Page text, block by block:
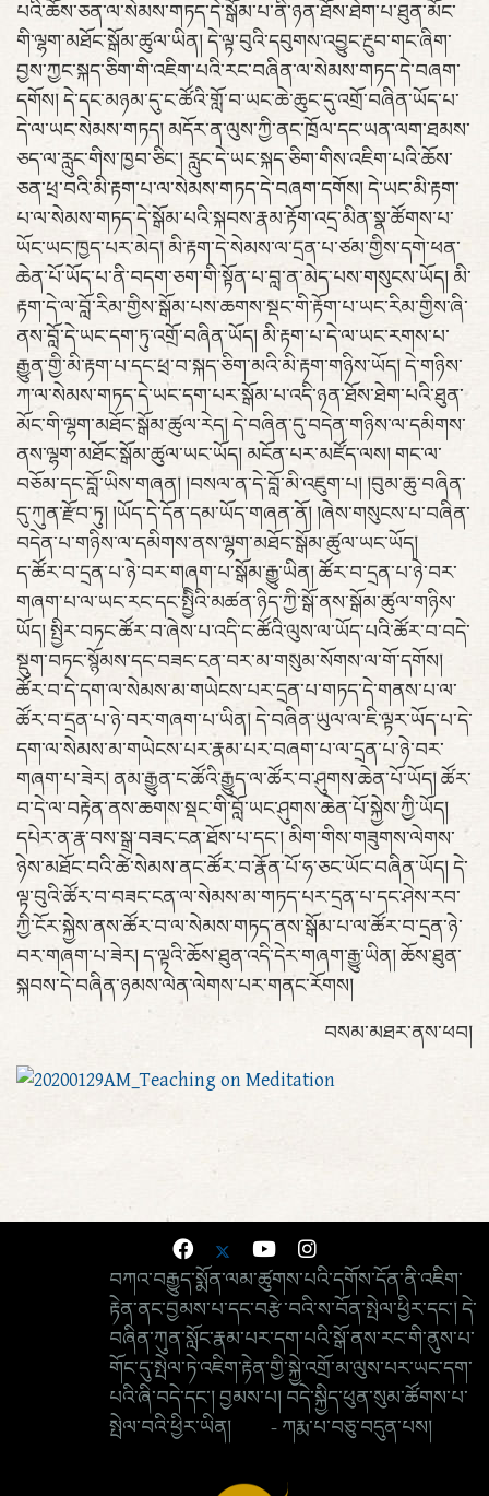
པའི་ཆོས་ཅན་ལ་སེམས་གཏད་དེ་སྒོམ་པ་ནི་ཉན་ཐོས་ཐེག་པ་ཐུན་མོང་
གི་ལྷག་མཐོང་སྒོམ་ཚུལ་ཡིན། དེ་ལྟ་བུའི་དབུགས་འབྱུང་རྔུབ་གང་ཞིག་
བྱས་ཀྱང་སྐད་ཅིག་གི་འཇིག་པའི་རང་བཞིན་ལ་སེམས་གཏད་དེ་བཞག་
དགོས། དེ་དང་མཉམ་དུ་ང་ཚོའི་གློ་བ་ཡང་ཆེ་ཆུང་དུ་འགྲོ་བཞིན་ཡོད་པ་
དེ་ལ་ཡང་སེམས་གཏད། མདོར་ན་ལུས་ཀྱི་ནང་ཁྲོལ་དང་ཡན་ལག་ཐམས་
ཅད་ལ་རླུང་གིས་ཁྱབ་ཅིང་། རླུང་དེ་ཡང་སྐད་ཅིག་གིས་འཇིག་པའི་ཆོས་
ཅན་ཕྲ་བའི་མི་རྟག་པ་ལ་སེམས་གཏད་དེ་བཞག་དགོས། དེ་ཡང་མི་རྟག་
པ་ལ་སེམས་གཏད་དེ་སྒོམ་པའི་སྐབས་རྣམ་རྟོག་འདྲ་མིན་སྣ་ཚོགས་པ་
ཡོང་ཡང་ཁྱད་པར་མེད། མི་རྟག་དེ་སེམས་ལ་དྲན་པ་ཙམ་གྱིས་དགེ་ཕན་
ཆེན་པོ་ཡོད་པ་ནི་བདག་ཅག་གི་སྟོན་པ་བླ་ན་མེད་པས་གསུངས་ཡོད། མི་
རྟག་དེ་ལ་བློ་རིམ་གྱིས་སྒོམ་པས་ཆགས་སྡང་གི་རྟོག་པ་ཡང་རིམ་གྱིས་ཞི་
ནས་བློ་དེ་ཡང་དག་ཏུ་འགྲོ་བཞིན་ཡོད། མི་རྟག་པ་དེ་ལ་ཡང་རགས་པ་
རྒྱུན་གྱི་མི་རྟག་པ་དང་ཕྲ་བ་སྐད་ཅིག་མའི་མི་རྟག་གཉིས་ཡོད། དེ་གཉིས་
ཀ་ལ་སེམས་གཏད་དེ་ཡང་དག་པར་སྒོམ་པ་འདི་ཉན་ཐོས་ཐེག་པའི་ཐུན་
མོང་གི་ལྷག་མཐོང་སྒོམ་ཚུལ་རེད། དེ་བཞིན་དུ་བདེན་གཉིས་ལ་དམིགས་
ནས་ལྷག་མཐོང་སྒོམ་ཚུལ་ཡང་ཡོད། མངོན་པར་མཛོད་ལས། གང་ལ་
བཅོམ་དང་བློ་ཡིས་གཞན། །བསལ་ན་དེ་བློ་མི་འཇུག་པ། །བུམ་ཆུ་བཞིན་
དུ་ཀུན་རྫོབ་ཏུ། །ཡོད་དེ་དོན་དམ་ཡོད་གཞན་ནོ། །ཞེས་གསུངས་པ་བཞིན་
བདེན་པ་གཉིས་ལ་དམིགས་ནས་ལྷག་མཐོང་སྒོམ་ཚུལ་ཡང་ཡོད།
ད་ཚོར་བ་དྲན་པ་ཉེ་བར་གཞག་པ་སྒོམ་རྒྱུ་ཡིན། ཚོར་བ་དྲན་པ་ཉེ་བར་
གཞག་པ་ལ་ཡང་རང་དང་སྤྱིིའི་མཚན་ཉིད་ཀྱི་སྒོ་ནས་སྒོམ་ཚུལ་གཉིས་
ཡོད། སྤྱིར་བཏང་ཚོར་བ་ཞེས་པ་འདི་ང་ཚོའི་ལུས་ལ་ཡོད་པའི་ཚོར་བ་བདེ་
སྡུག་བཏང་སྙོམས་དང་བཟང་ངན་བར་མ་གསུམ་སོགས་ལ་གོ་དགོས།
ཚོར་བ་དེ་དག་ལ་སེམས་མ་གཡེངས་པར་དྲན་པ་གཏད་དེ་གནས་པ་ལ་
ཚོར་བ་དྲན་པ་ཉེ་བར་གཞག་པ་ཡིན། དེ་བཞིན་ཡུལ་ལ་ཇི་ལྟར་ཡོད་པ་དེ་
དག་ལ་སེམས་མ་གཡེངས་པར་རྣམ་པར་བཞག་པ་ལ་དྲན་པ་ཉེ་བར་
གཞག་པ་ཟེར། ནམ་རྒྱུན་ང་ཚོའི་རྒྱུད་ལ་ཚོར་བ་ཤུགས་ཆེན་པོ་ཡོད། ཚོར་
བ་དེ་ལ་བརྟེན་ནས་ཆགས་སྡང་གི་བློ་ཡང་ཤུགས་ཆེན་པོ་སྐྱེས་ཀྱི་ཡོད།
དཔེར་ན་རྣ་བས་སྒྲ་བཟང་ངན་ཐོས་པ་དང་། མིག་གིས་གཟུགས་ལེགས་
ཉེས་མཐོང་བའི་ཚེ་སེམས་ནང་ཚོར་བ་རྣོན་པོ་ཧ་ཅང་ཡོང་བཞིན་ཡོད། དེ་
ལྟ་བུའི་ཚོར་བ་བཟང་ངན་ལ་སེམས་མ་གཏད་པར་དྲན་པ་དང་ཤེས་རབ་
ཀྱི་ངོར་སྐྱེས་ནས་ཚོར་བ་ལ་སེམས་གཏད་ནས་སྒོམ་པ་ལ་ཚོར་བ་དྲན་ཉེ་
བར་གཞག་པ་ཟེར། ད་ལྟའི་ཆོས་ཐུན་འདི་དེར་གཞག་རྒྱུ་ཡིན། ཆོས་ཐུན་
སྐབས་དེ་བཞིན་ཉམས་ལེན་ལེགས་པར་གནང་རོགས།
བསམ་མཐར་ནས་ཕབ།
བཀའ་བརྒྱུད་སྨོན་ལམ་ཚུགས་པའི་དགོས་དོན་ནི་འཇིག་
རྟེན་ནང་བྱམས་པ་དང་བརྩེ་བའི་ས་བོན་སྤེལ་ཕྱིར་དང་། དེ་
བཞིན་ཀུན་སློང་རྣམ་པར་དག་པའི་སྒོ་ནས་རང་གི་ནུས་པ་
གོང་དུ་སྤེལ་ཏེ་འཇིག་རྟེན་གྱི་སྐྱེ་འགྲོ་མ་ལུས་པར་ཡང་དག་
པའི་ཞི་བདེ་དང་། བྱམས་པ། བདེ་སྐྱིད་ཕུན་སུམ་ཚོགས་པ་
སྤེལ་བའི་ཕྱིར་ཡིན། - ཀརྨ་པ་བཅུ་བདུན་པས།